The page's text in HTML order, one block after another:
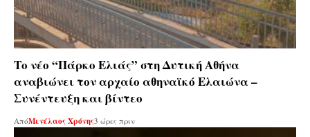
Το νέο “Πάρκο Ελιάς” στη Δυτική Αθήνα
αναβιώνει τον αρχαίο αθηναϊκό Ελαιώνα –
Συνέντευξη και βίντεο
ΑπόΜενέλαος Χρόνης3 ώρες πριν